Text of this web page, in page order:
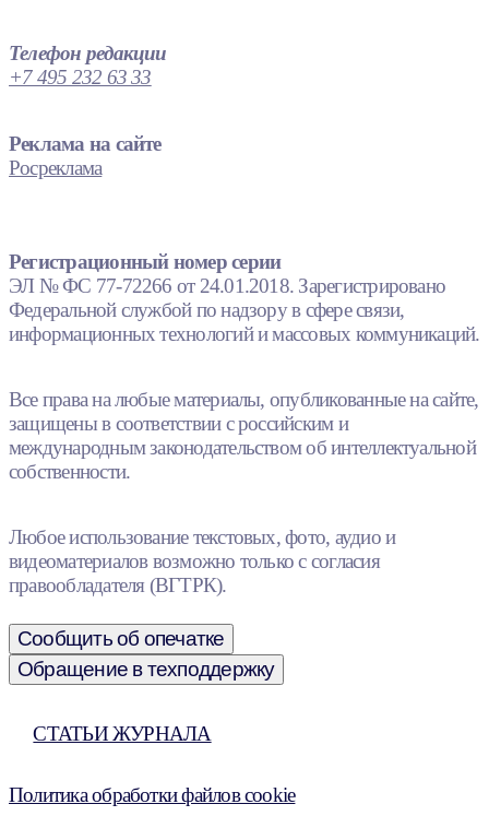
Телефон редакции
+7 495 232 63 33
Реклама на сайте
Росреклама
Регистрационный номер серии
ЭЛ № ФС 77-72266 от 24.01.2018. Зарегистрировано
Федеральной службой по надзору в сфере связи,
информационных технологий и массовых коммуникаций.
Все права на любые материалы, опубликованные на сайте,
защищены в соответствии с российским и
международным законодательством об интеллектуальной
собственности.
Любое использование текстовых, фото, аудио и
видеоматериалов возможно только с согласия
правообладателя (ВГТРК).
Сообщить об опечатке
Обращение в техподдержку
СТАТЬИ ЖУРНАЛА
Политика обработки файлов cookie